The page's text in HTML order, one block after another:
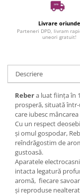
Livrare oriunde
Parteneri DPD, livram
uneori gratuit!
Descriere
Rebera luat ființa în
prosperă, situată
care iubesc
Cu un respect
și omul gospodar,
reîndrăgostim de
gustoasă.
Aparatele
intacta legatură
aromă, fiecare
și reproduse